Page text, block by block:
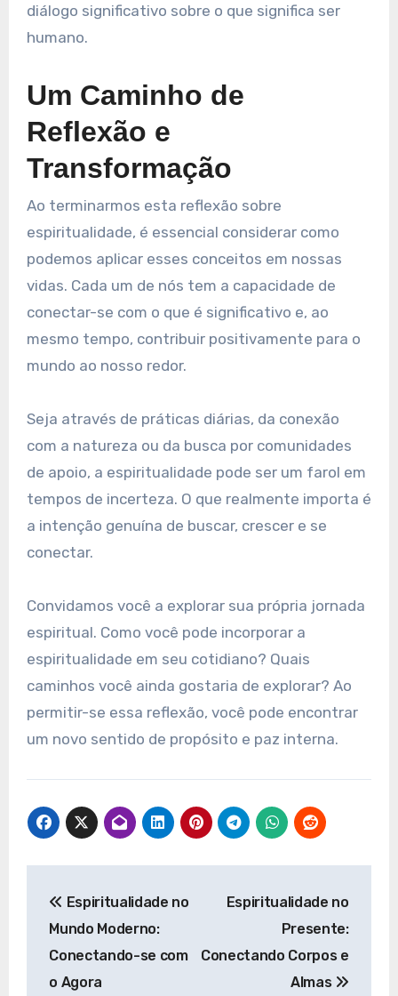
diálogo significativo sobre o que significa ser
humano.
Um Caminho de
Reflexão e
Transformação
Ao terminarmos esta reflexão sobre
espiritualidade, é essencial considerar como
podemos aplicar esses conceitos em nossas
vidas. Cada um de nós tem a capacidade de
conectar-se com o que é significativo e, ao
mesmo tempo, contribuir positivamente para o
mundo ao nosso redor.
Seja através de práticas diárias, da conexão
com a natureza ou da busca por comunidades
de apoio, a espiritualidade pode ser um farol em
tempos de incerteza. O que realmente importa é
a intenção genuína de buscar, crescer e se
conectar.
Convidamos você a explorar sua própria jornada
espiritual. Como você pode incorporar a
espiritualidade em seu cotidiano? Quais
caminhos você ainda gostaria de explorar? Ao
permitir-se essa reflexão, você pode encontrar
um novo sentido de propósito e paz interna.
de
Post
Espiritualidade no
Mundo Moderno:
Conectando-se com
o Agora
Espiritualidade no
Presente:
Conectando Corpos e
Almas